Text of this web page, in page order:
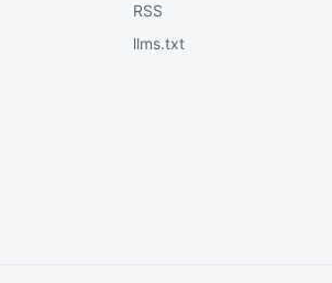
RSS
llms.txt